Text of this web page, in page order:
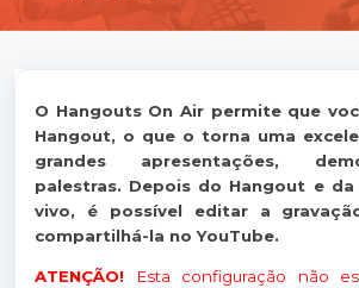
O Hangouts On Air permite que
Hangout, o que o torna uma
grandes apresentações,
palestras. Depois do Hangout e
vivo, é possível editar a
compartilhá-la no YouTube.
ATENÇÃO! Esta configuração não